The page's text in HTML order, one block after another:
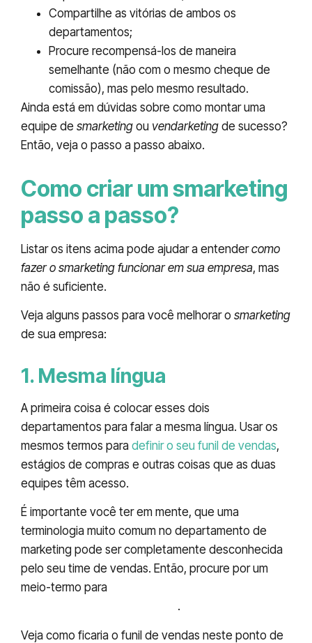
Compartilhe as vitórias de ambos os
departamentos;
Procure recompensá-los de maneira
semelhante (não com o mesmo cheque de
comissão), mas pelo mesmo resultado.
Ainda está em dúvidas sobre como montar uma
equipe de smarketing ou vendarketing de sucesso?
Então, veja o passo a passo abaixo.
Como criar um smarketing
passo a passo?
Listar os itens acima pode ajudar a entendercomo
fazer o smarketing funcionar em sua empresa, mas
não é suficiente.
Veja alguns passos para você melhorar o smarketing
de sua empresa:
1. Mesma língua
A primeira coisa é colocar esses dois
departamentos para falar a mesma língua. Usar os
mesmos termos para definir o seu funil de vendas,
estágios de compras e outras coisas que as duas
equipes têm acesso.
É importante você ter em mente, que uma
terminologia muito comum no departamento de
marketing pode ser completamente desconhecida
pelo seu time de vendas. Então, procure por um
meio-termo para
.
Veja como ficaria o funil de vendas neste ponto de